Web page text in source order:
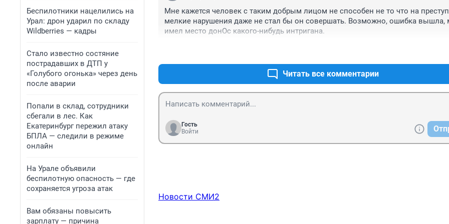
Беспилотники нацелились на
Урал: дрон ударил по складу
Wildberries — кадры
Стало известно состяние
пострадавших в ДТП у
«Голубого огонька» через день
после аварии
Попали в склад, сотрудники
сбегали в лес. Как
Екатеринбург пережил атаку
БПЛА — следили в режиме
онлайн
На Урале объявили
беспилотную опасность — где
сохраняется угроза атак
Вам обязаны повысить
зарплату — причина
Мне кажется человек с таким добрым лицом не способен не то что на
мелкие нарушения даже не стал бы он совершать. Возможно, ошибка вышла,
имел место донОс какого-нибудь интригана.
Читать все комментарии
Гость
Войти
Новости СМИ2